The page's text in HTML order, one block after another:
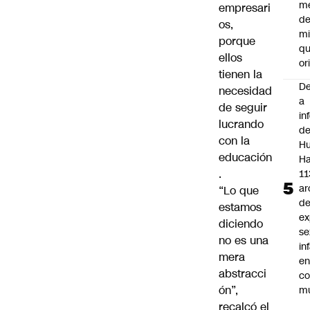
empresari
os,
porque
ellos
tienen la
necesidad
de seguir
lucrando
con la
educación
.
“Lo que
estamos
diciendo
no es una
mera
abstracci
ón”,
recalcó el
a
de
de
en